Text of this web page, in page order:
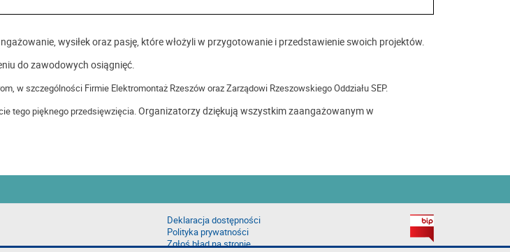
wysiłek oraz pasję, które włożyli w przygotowanie i przedstawienie swoich projektów.
do zawodowych osiągnięć.
w szczególności Firmie Elektromontaż Rzeszów oraz Zarządowi Rzeszowskiego Oddziału SEP.
tego pięknego przedsięwzięcia.Organizatorzy dziękują wszystkim zaangażowanym w
Deklaracja dostępności
Polityka prywatności
Zgłoś błąd na stronie